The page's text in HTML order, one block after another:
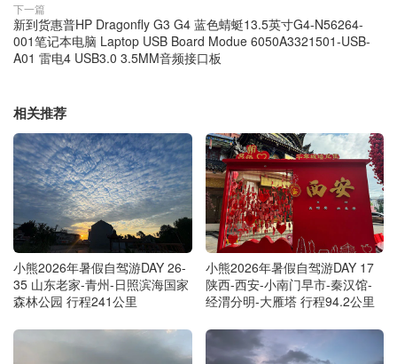
下一篇
新到货惠普HP Dragonfly G3 G4 蓝色蜻蜓13.5英寸G4-N56264-
001笔记本电脑 Laptop USB Board Modue 6050A3321501-USB-
A01 雷电4 USB3.0 3.5MM音频接口板
相关推荐
小熊2026年暑假自驾游DAY 26-
35 山东老家-青州-日照滨海国家
森林公园 行程241公里
小熊2026年暑假自驾游DAY 17
陕西-西安-小南门早市-秦汉馆-
经渭分明-大雁塔 行程94.2公里